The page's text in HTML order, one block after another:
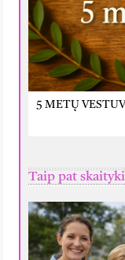
5 METŲ
Taip pat